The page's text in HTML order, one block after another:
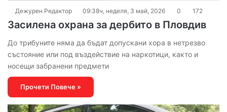
Дежурен Редактор 09:38ч, неделя, 3 май, 2026 0 172
Засилена охрана за дербито в Пловдив
До трибуните няма да бъдат допускани хора в нетрезво
състояние или под въздействие на наркотици, както и
носещи забранени предмети
Прочети Повече »